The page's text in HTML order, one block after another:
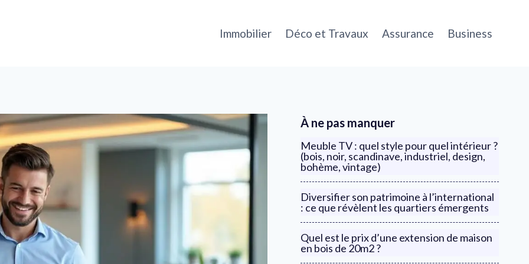
Immobilier Déco et Travaux Assurance Business
À ne pas manquer
Meuble TV : quel style pour quel intérieur ?
(bois, noir, scandinave, industriel, design,
bohème, vintage)
Diversifier son patrimoine à l’international
: ce que révèlent les quartiers émergents
Quel est le prix d’une extension de maison
en bois de 20m2 ?